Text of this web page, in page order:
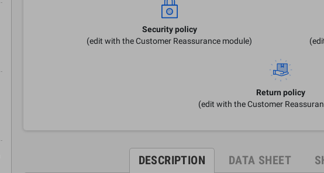
Security policy
(edit with the Customer Reassurance module)
Return policy
(edit with the Customer
DESCRIPTION DATA SHEET